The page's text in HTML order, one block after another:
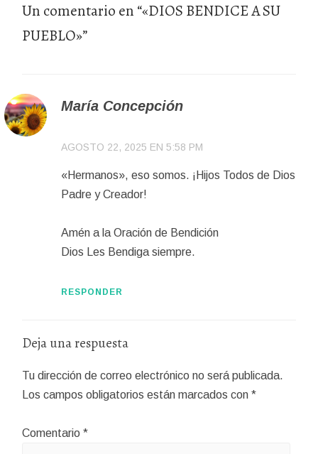
Un comentario en “«DIOS BENDICE A SU
PUEBLO»”
María Concepción
AGOSTO 22, 2025 EN 5:58 PM
«Hermanos», eso somos. ¡Hijos Todos de Dios
Padre y Creador!
Amén a la Oración de Bendición
Dios Les Bendiga siempre.
RESPONDER
Deja una respuesta
Tu dirección de correo electrónico no será publicada.
Los campos obligatorios están marcados con*
Comentario*